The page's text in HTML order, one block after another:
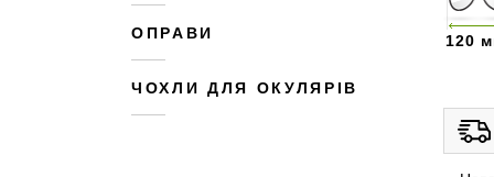
ОПРАВИ
ЧОХЛИ ДЛЯ ОКУЛЯРІВ
120